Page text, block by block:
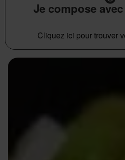
Je compose
Cliquez ici pour trouver